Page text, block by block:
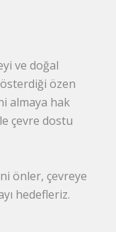
ve doğal
özen
almaya hak
çevre dostu
önler, çevreye
hedefleriz.